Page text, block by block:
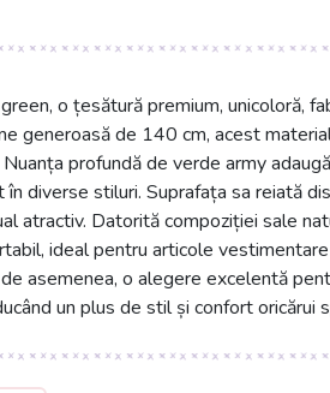
o țesătură premium, unicoloră,
generoasă de 140 cm, acest
profundă de verde army
diverse stiluri. Suprafața sa reiată
atractiv. Datorită compoziției sale
ideal pentru articole
asemenea, o alegere excelentă
un plus de stil și confort oricărui